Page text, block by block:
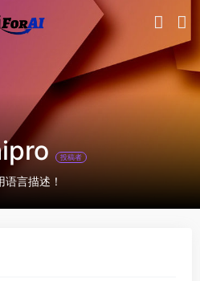
投稿者
言描述！